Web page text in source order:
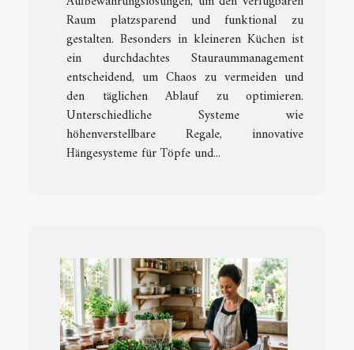
Raum platzsparend und funktional zu
gestalten. Besonders in kleineren Küchen ist
ein durchdachtes Stauraummanagement
entscheidend, um Chaos zu vermeiden und
den täglichen Ablauf zu optimieren.
Unterschiedliche Systeme wie
höhenverstellbare Regale, innovative
Hängesysteme für Töpfe und...